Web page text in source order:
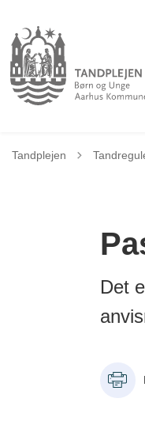
Tandplejen Tilbage til
Det